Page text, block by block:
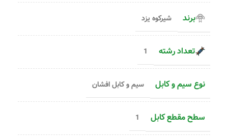
برند شیرکوه یزد
تعداد رشته 1
نوع سیم و کابل سیم و کابل افشان
سطح مقطع کابل 1